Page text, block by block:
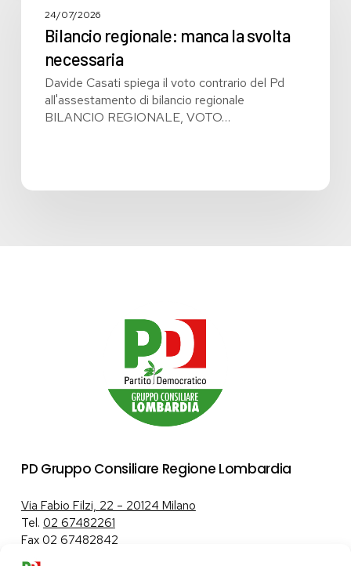
svolta
24/07/2026
Bilancio regionale: manca la svolta
necessaria
Davide Casati spiega il voto contrario del Pd
all'assestamento di bilancio regionale
BILANCIO REGIONALE, VOTO…
PD Gruppo Consiliare Regione Lombardia
Via Fabio Filzi, 22 – 20124 Milano
Tel. 02 67482261
Fax 02 67482842